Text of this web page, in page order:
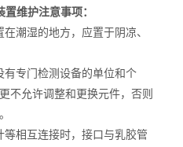
维护注意事项：
潮湿的地方，应置于阴凉、
有专门检测设备的单位和个
不允许调整和更换元件，否则
相互连接时，接口与乳胶管